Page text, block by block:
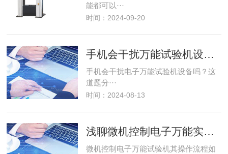
能都可以···
时间：2024-09-20
手机会干扰万能试验机设备吗
手机会干扰电子万能试验机设备吗？这
道题分···
时间：2024-08-13
浅聊微机控制电子万能实验机操作规程
微机控制电子万能试验机其操作流程如